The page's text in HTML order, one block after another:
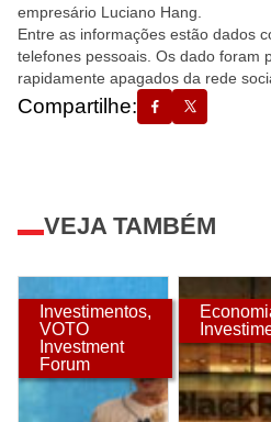
empresário Luciano Hang.
Entre as informações estão dados
telefones pessoais. Os dado foram
rapidamente apagados da rede
Compartilhe:
VEJA TAMBÉM
Investimentos,
VOTO
Investment
Forum